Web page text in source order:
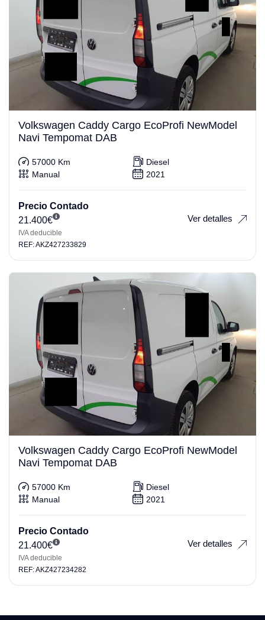
Volkswagen Caddy Cargo EcoProfi NewModel
Navi Tempomat DAB
57000 Km
Diesel
Manual
2021
Precio Contado
21.400€
IVA deducible
Ver detalles
REF: AKZ427233829
Volkswagen Caddy Cargo EcoProfi NewModel
Navi Tempomat DAB
57000 Km
Diesel
Manual
2021
Precio Contado
21.400€
IVA deducible
Ver detalles
REF: AKZ427234282